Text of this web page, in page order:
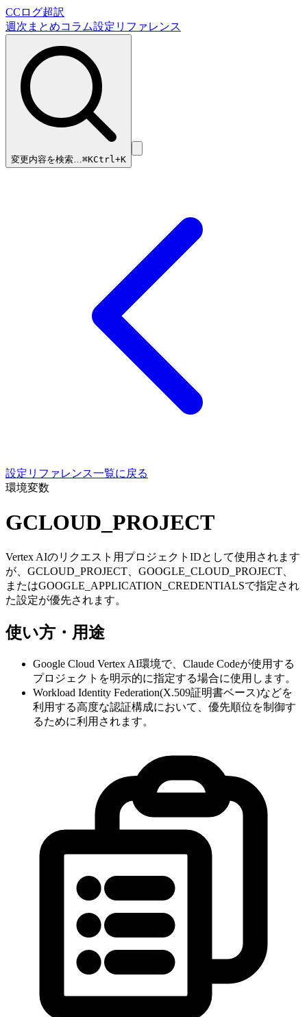
CCログ超訳
週次まとめコラム設定リファレンス
変更内容を検索…⌘KCtrl+K
設定リファレンス一覧に戻る
環境変数
GCLOUD_PROJECT
Vertex AIのリクエスト用プロジェクトIDとして使用されます
が、GCLOUD_PROJECT、GOOGLE_CLOUD_PROJECT、
またはGOOGLE_APPLICATION_CREDENTIALSで指定され
た設定が優先されます。
使い方・用途
Google Cloud Vertex AI環境で、Claude Codeが使用する
プロジェクトを明示的に指定する場合に使用します。
Workload Identity Federation(X.509証明書ベース)などを
利用する高度な認証構成において、優先順位を制御す
るために利用されます。